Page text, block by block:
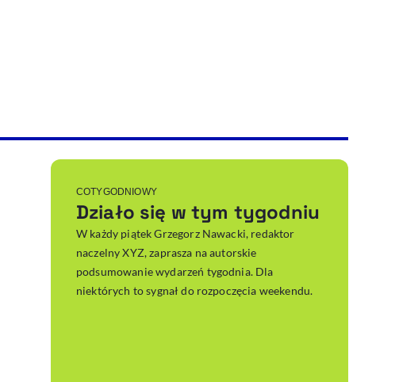
Sprawdź, jak i dlaczego zwiększamy dostępność, otwiera się w nowym
Deklaracja dostępności
, otwiera się w